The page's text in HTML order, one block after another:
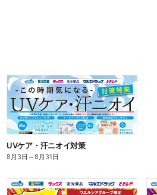
UVケア・汗ニオイ対策
8月3日 ～8月31日